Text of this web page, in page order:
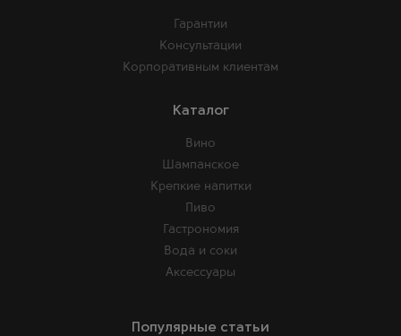
Гарантии
Консультации
Корпоративным клиентам
Каталог
Вино
Шампанское
Крепкие напитки
Пиво
Гастрономия
Вода и соки
Аксессуары
Популярные статьи